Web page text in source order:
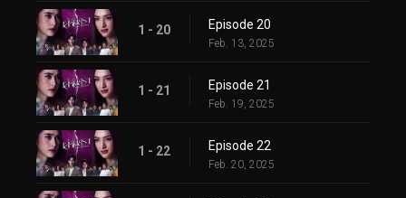
1 - 20 Episode 20
Feb. 13, 2025
1 - 21 Episode 21
Feb. 19, 2025
1 - 22 Episode 22
Feb. 20, 2025